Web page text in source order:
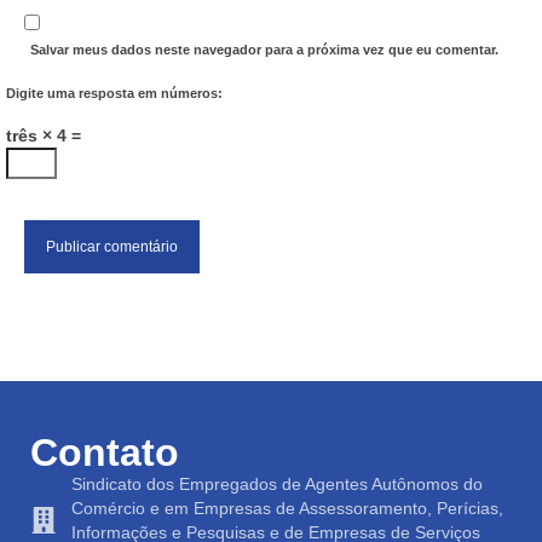
Salvar meus dados neste navegador para a próxima vez que eu comentar.
Digite uma resposta em números:
três × 4 =
Contato
Sindicato dos Empregados de Agentes Autônomos do
Comércio e em Empresas de Assessoramento, Perícias,
Informações e Pesquisas e de Empresas de Serviços